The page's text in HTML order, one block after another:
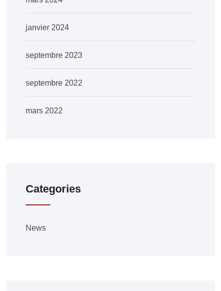
janvier 2024
septembre 2023
septembre 2022
mars 2022
Categories
News